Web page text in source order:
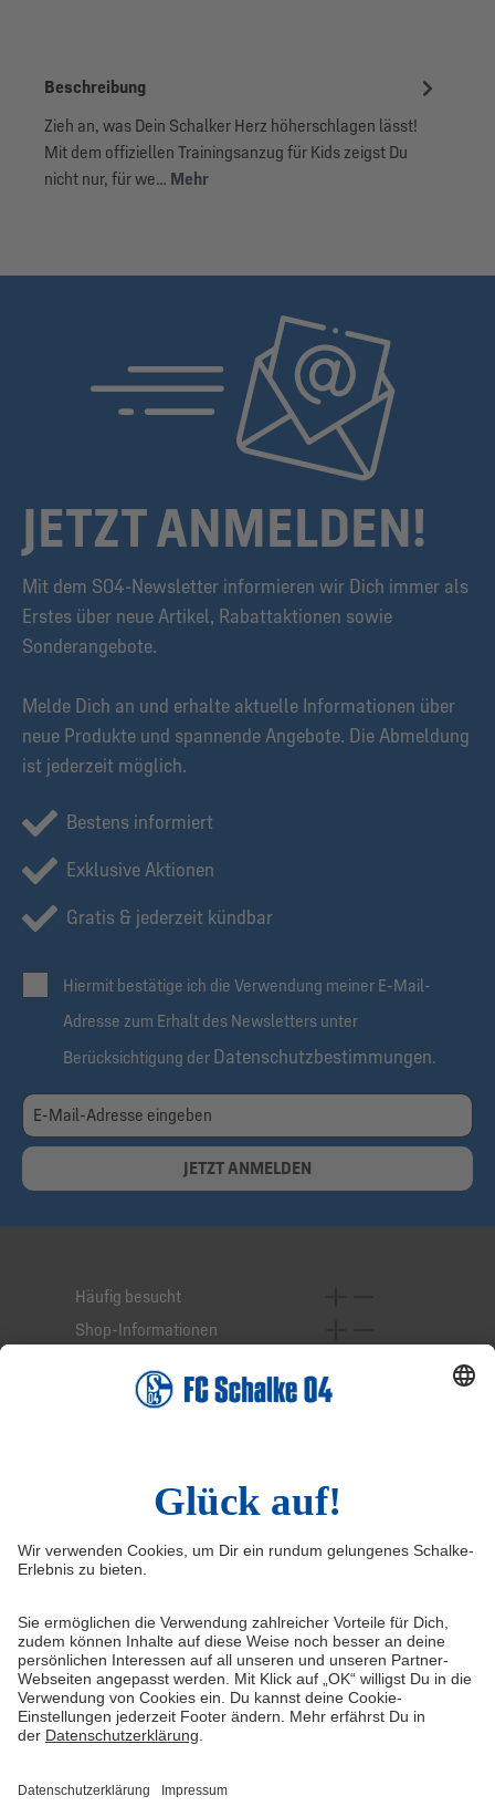
Beschreibung
Zieh an, was Dein Schalker Herz höherschlagen lässt!
Mit dem offiziellen Trainingsanzug für Kids zeigst Du
nicht nur, für we… Mehr
JETZT ANMELDEN!
Mit dem S04-Newsletter informieren wir Dich immer als
Erstes über neue Artikel, Rabattaktionen sowie
Sonderangebote.
Melde Dich an und erhalte aktuelle Informationen über
neue Produkte und spannende Angebote. Die Abmeldung
ist jederzeit möglich.
Bestens informiert
Exklusive Aktionen
Gratis & jederzeit kündbar
Hiermit bestätige ich die Verwendung meiner E-Mail-
Adresse zum Erhalt des Newsletters unter
Berücksichtigung der Datenschutzbestimmungen.
JETZT ANMELDEN
Häufig besucht
Shop-Informationen
Service-Hotline
Widerruf Vertrag widerrufen
AGB
Cookie-Einstellungen
Datenschutzerklärung Impressum